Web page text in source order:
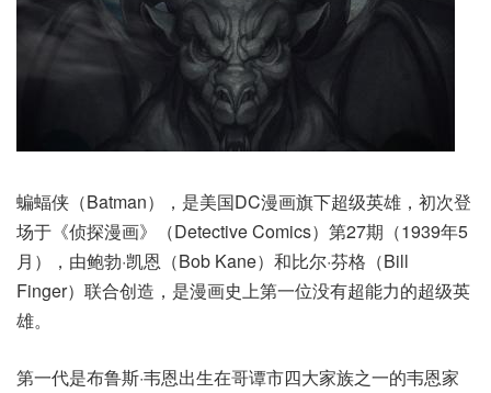
蝙蝠侠（Batman），是美国DC漫画旗下超级英雄，初次登
场于《侦探漫画》（Detective Comics）第27期（1939年5
月），由鲍勃·凯恩（Bob Kane）和比尔·芬格（Bill
Finger）联合创造，是漫画史上第一位没有超能力的超级英
雄。
第一代是布鲁斯·韦恩出生在哥谭市四大家族之一的韦恩家